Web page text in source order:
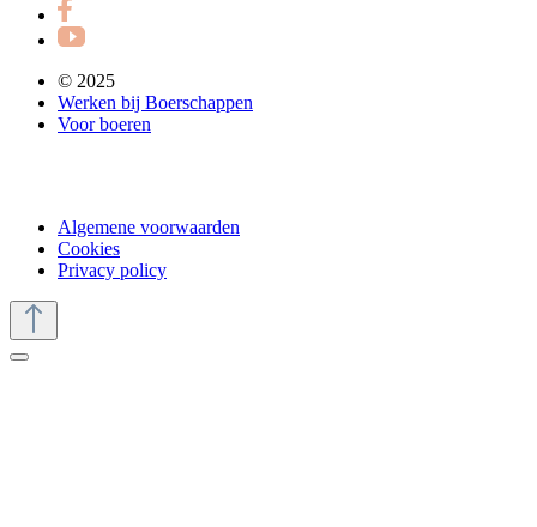
© 2025
Werken bij Boerschappen
Voor boeren
Algemene voorwaarden
Cookies
Privacy policy